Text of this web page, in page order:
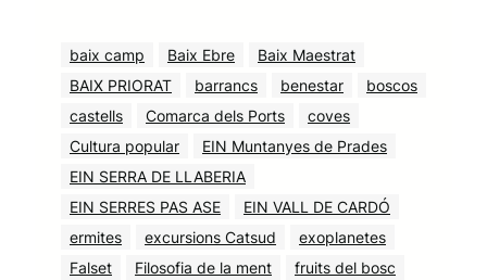
baix camp Baix Ebre
Baix Maestrat
BAIX PRIORAT
barrancs benestar
boscos
castells
Comarca dels Ports
coves
Cultura popular
EIN Muntanyes de Prades
EIN SERRA DE LLABERIA
EIN SERRES PAS ASE
EIN VALL DE CARDÓ
ermites
excursions Catsud
exoplanetes
Falset
Filosofia de la ment
fruits del bosc